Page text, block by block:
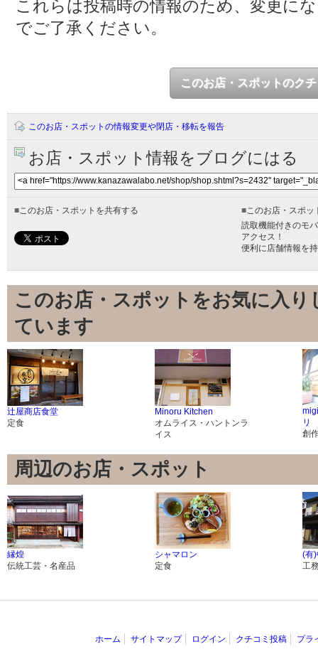
これらは投稿時の情報のため、変更に
でご了承ください。
このお店・スポットのク
このお店・スポットの情報変更や閉店・移転を報告
お店・スポット情報をブログにはる
■ このお店・スポットを共有する ■ このお店・スポ
読取機能付きのモ
アクセス！
便利に店舗情報を
このお店・スポットをお気に入
ています
辻屋商店食堂
定食
Minoru Kitchen
オムライス・ハントンラ
イス
リ
創
周辺のお店・スポット
縁煌
伝統工芸・名産品
シャマロン
定食
(有
工
ホーム サイトマップ ログイン クチコミ投稿 プラ